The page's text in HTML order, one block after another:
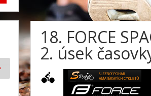
18. FORCE
2. úsek